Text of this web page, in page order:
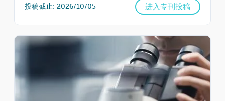
投稿截止: 2026/10/05 进入专刊投稿